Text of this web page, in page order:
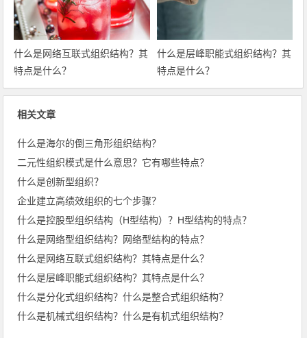
什么是网络互联式组织结构？其
特点是什么？
什么是层峰职能式组织结构？其
特点是什么？
相关文章
什么是海尔的倒三角形组织结构？
二元性组织模式是什么意思？它有哪些特点？
什么是创新型组织？
企业建立高绩效组织的七个步骤？
什么是控股型组织结构（H型结构）？H型结构的特点？
什么是网络型组织结构？网络型结构的特点？
什么是网络互联式组织结构？其特点是什么？
什么是层峰职能式组织结构？其特点是什么？
什么是分化式组织结构？什么是整合式组织结构？
什么是机械式组织结构？什么是有机式组织结构？